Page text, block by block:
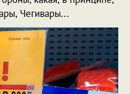
Чегивары...